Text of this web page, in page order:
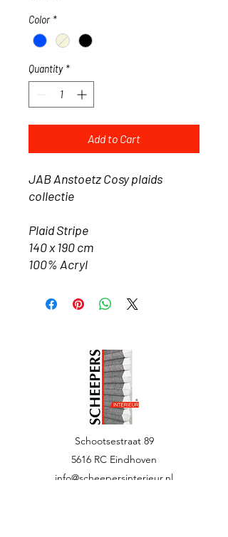
Color *
Quantity *
Add to Cart
JAB Anstoetz Cosy plaids
collectie
Plaid Stripe
140 x 190 cm
100% Acryl
Schootsestraat 89
5616 RC Eindhoven
info@scheepersinterieur.nl